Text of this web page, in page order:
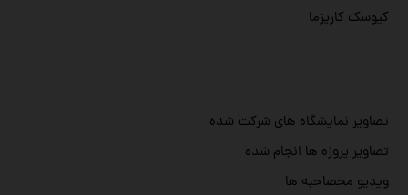
تصاویر نمایشگاه های شرکت شده
تصاویر پروژه ها انجام شده
ویدیو محصاحبه ها
کیوسک کاریزما